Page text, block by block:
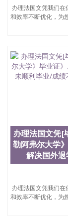
办理法国文凭我们
和效率不断优化，为
办理法国文凭[
勒阿弗尔大学
解决国外
办理法国文凭我们
和效率不断优化，为